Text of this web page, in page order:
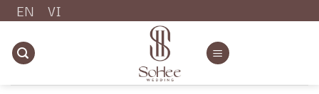
Chuyển
đến
nội
dung
EN VI